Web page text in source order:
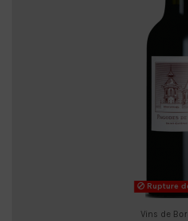
Rupture
Vins de